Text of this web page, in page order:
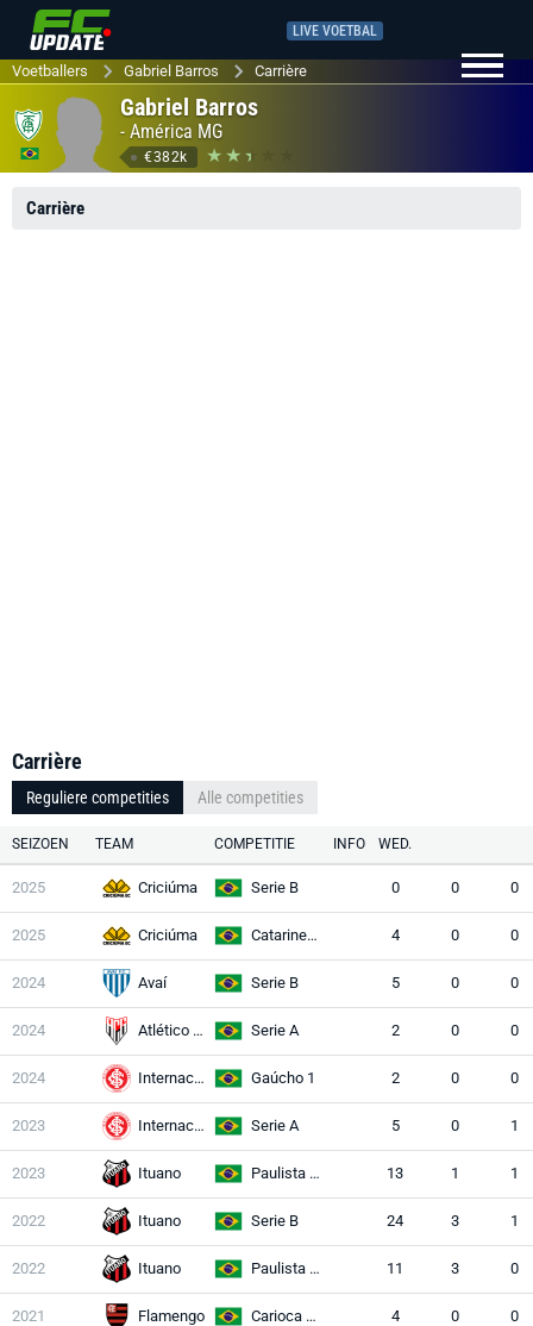
LIVE VOETBAL
Voetballers Gabriel Barros Carrière
Gabriel Barros
- América MG
€382k
Carrière
Carrière
Reguliere competities Alle competities
SEIZOEN TEAM COMPETITIE INFO WED.
2025 Criciúma Serie B 0 0 0
2025 Criciúma Catarinense 1 4 0 0
2024 Avaí Serie B 5 0 0
2024 Atlético GO Serie A 2 0 0
2024 Internacional Gaúcho 1 2 0 0
2023 Internacional Serie A 5 0 1
2023 Ituano Paulista A1 13 1 1
2022 Ituano Serie B 24 3 1
2022 Ituano Paulista A1 11 3 0
2021 Flamengo Carioca Série A 4 0 0